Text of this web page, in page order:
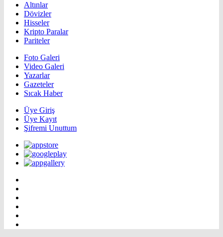
Altınlar
Dövizler
Hisseler
Kripto Paralar
Pariteler
Foto Galeri
Video Galeri
Yazarlar
Gazeteler
Sıcak Haber
Üye Giriş
Üye Kayıt
Şifremi Unuttum